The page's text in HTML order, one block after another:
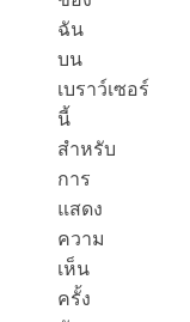
ฉัน
บน
เบราว์เซอร์
นี้
สำหรับ
การ
แสดง
ความ
เห็น
ครั้ง